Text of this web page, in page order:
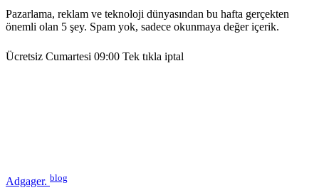
Pazarlama, reklam ve teknoloji dünyasından bu hafta gerçekten
önemli olan 5 şey. Spam yok, sadece okunmaya değer içerik.
Ücretsiz Cumartesi 09:00 Tek tıkla iptal
Adgager. blog